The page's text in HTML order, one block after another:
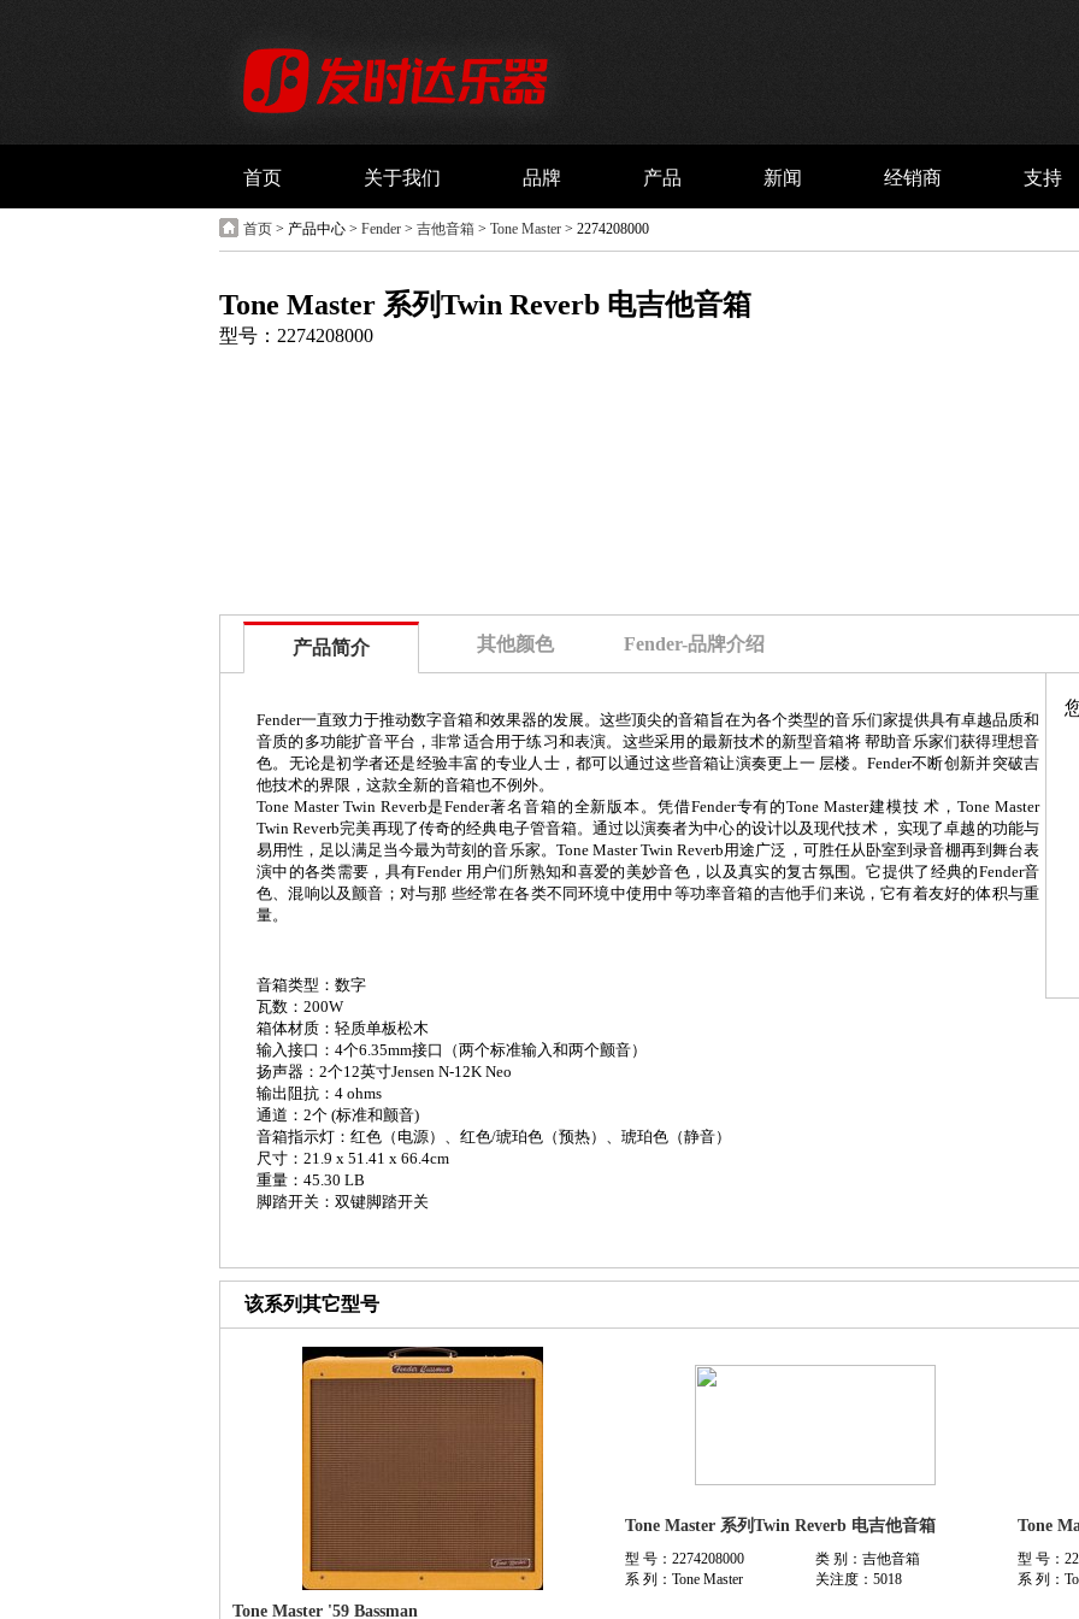
首页 关于我们 品牌 产品 新闻 经销商 支持
首页 > 产品中心 > Fender > 吉他音箱 > Tone Master > 2274208000
Tone Master 系列Twin Reverb 电吉他音箱
型号：2274208000
产品简介 其他颜色 Fender-品牌介绍
Fender一直致力于推动数字音箱和效果器的发展。这些顶尖的音箱旨在为各个类型的音乐们家提供具有卓越品质和
音质的多功能扩音平台，非常适合用于练习和表演。这些采用的最新技术的新型音箱将 帮助音乐家们获得理想音
色。无论是初学者还是经验丰富的专业人士，都可以通过这些音箱让演奏更上一 层楼。 Fender不断创新并突破吉
他技术的界限，这款全新的音箱也不例外。
Tone Master Twin Reverb是Fender著名音箱的全新版本。凭借Fender专有的Tone Master建模技 术，Tone Master
Twin Reverb完美再现了传奇的经典电子管音箱。通过以演奏者为中心的设计以及现代技术， 实现了卓越的功能与
易用性，足以满足当今最为苛刻的音乐家。 Tone Master Twin Reverb用途广泛，可胜任从卧室到录音棚再到舞台表
演中的各类需要，具有Fender 用户们所熟知和喜爱的美妙音色，以及真实的复古氛围。它提供了经典的Fender音
色、混响以及颤音；对与那 些经常在各类不同环境中使用中等功率音箱的吉他手们来说，它有着友好的体积与重
量。
音箱类型：数字
瓦数： 200W
箱体材质：轻质单板松木
输入接口： 4个6.35mm接口（两个标准输入和两个颤音）
扬声器： 2个12英寸Jensen N-12K Neo
输出阻抗： 4 ohms
通道： 2个 (标准和颤音)
音箱指示灯：红色（电源）、红色/琥珀色（预热）、琥珀色（静音）
尺寸： 21.9 x 51.41 x 66.4cm
重量： 45.30 LB
脚踏开关：双键脚踏开关
该系列其它型号
Tone Master '59 Bassman
Tone Master 系列Twin Reverb 电吉他音箱
型 号：2274208000
类 别：吉他音箱
系 列：Tone Master
关注度：5018
Tone
型 号：
系 列：